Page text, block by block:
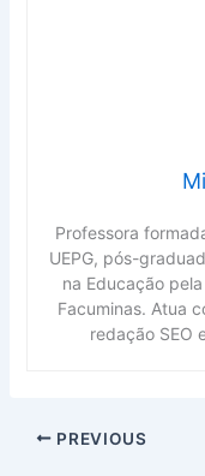
Professora
UEPG, pós-
na Educação
Facuminas. Atua
redação SEO
PREVIOUS